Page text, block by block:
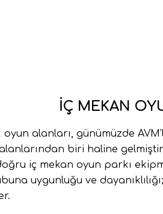
İÇ MEKAN
oyun alanları, günümüzde
biri haline
iç mekan oyun parkı
uygunluğu ve